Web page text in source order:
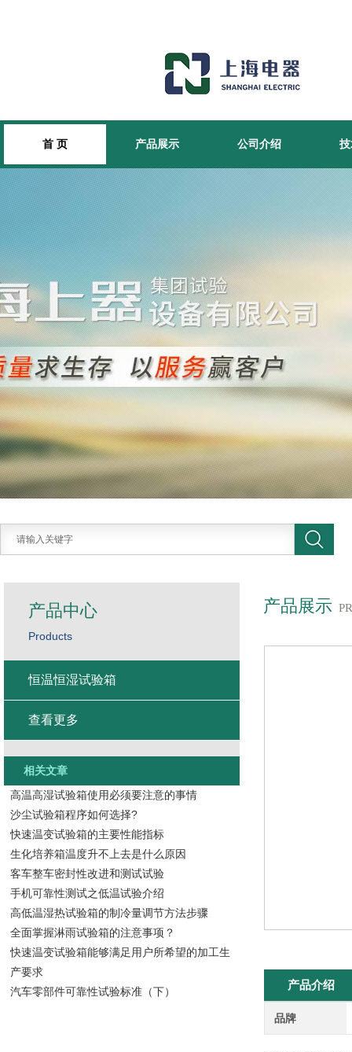
首 页 产品展示 公司介绍
产品展示
产品介绍
品牌
产品中心
Products
恒温恒湿试验箱
查看更多
相关文章
高温高湿试验箱使用必须要注意的事情
沙尘试验箱程序如何选择?
快速温变试验箱的主要性能指标
生化培养箱温度升不上去是什么原因
客车整车密封性改进和测试试验
手机可靠性测试之低温试验介绍
高低温湿热试验箱的制冷量调节方法步骤
全面掌握淋雨试验箱的注意事项？
快速温变试验箱能够满足用户所希望的加工生
产要求
汽车零部件可靠性试验标准（下）